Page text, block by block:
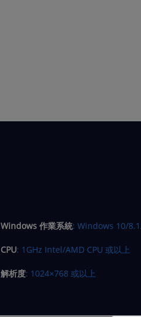
Windows 作業系統: Windows 10/
CPU: 1GHz Intel/AMD CPU 或以上
解析度: 1024×768 或以上